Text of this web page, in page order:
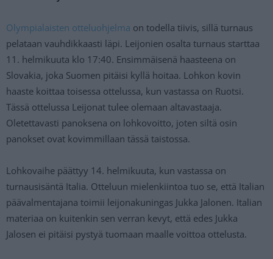
Olympialaisten otteluohjelma on todella tiivis, sillä turnaus
pelataan vauhdikkaasti läpi. Leijonien osalta turnaus starttaa
11. helmikuuta klo 17:40. Ensimmäisenä haasteena on
Slovakia, joka Suomen pitäisi kyllä hoitaa. Lohkon kovin
haaste koittaa toisessa ottelussa, kun vastassa on Ruotsi.
Tässä ottelussa Leijonat tulee olemaan altavastaaja.
Oletettavasti panoksena on lohkovoitto, joten siltä osin
panokset ovat kovimmillaan tässä taistossa.
Lohkovaihe päättyy 14. helmikuuta, kun vastassa on
turnausisäntä Italia. Otteluun mielenkiintoa tuo se, että Italian
päävalmentajana toimii leijonakuningas Jukka Jalonen. Italian
materiaa on kuitenkin sen verran kevyt, että edes Jukka
Jalosen ei pitäisi pystyä tuomaan maalle voittoa ottelusta.